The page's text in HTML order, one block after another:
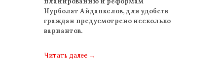
Нурболат Айдапкелов, для удобств
граждан предусмотрено несколько
вариантов.
Читать далее →